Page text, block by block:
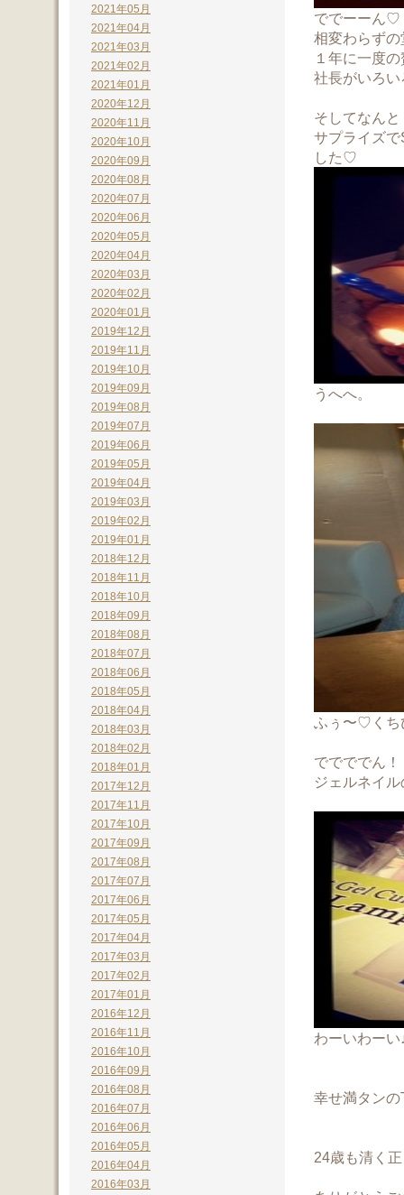
ででーーん♡
相変わらず
１年に一度
社長がいろ
そしてなんと
サプライズ
した♡
うへへ。
ふぅ〜♡くち
ででででん
ジェルネイ
わーいわー
幸せ満タン
24歳も清く
2021年05月
2021年04月
2021年03月
2021年02月
2021年01月
2020年12月
2020年11月
2020年10月
2020年09月
2020年08月
2020年07月
2020年06月
2020年05月
2020年04月
2020年03月
2020年02月
2020年01月
2019年12月
2019年11月
2019年10月
2019年09月
2019年08月
2019年07月
2019年06月
2019年05月
2019年04月
2019年03月
2019年02月
2019年01月
2018年12月
2018年11月
2018年10月
2018年09月
2018年08月
2018年07月
2018年06月
2018年05月
2018年04月
2018年03月
2018年02月
2018年01月
2017年12月
2017年11月
2017年10月
2017年09月
2017年08月
2017年07月
2017年06月
2017年05月
2017年04月
2017年03月
2017年02月
2017年01月
2016年12月
2016年11月
2016年10月
2016年09月
2016年08月
2016年07月
2016年06月
2016年05月
2016年04月
2016年03月